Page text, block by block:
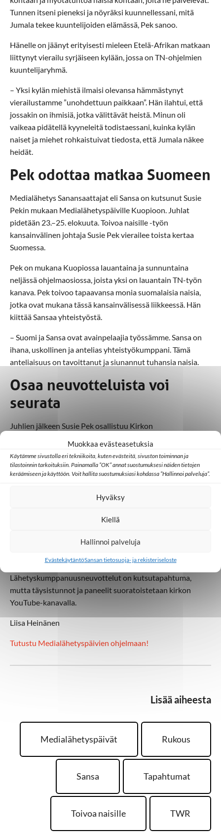
Muokkaa evästeasetuksia
Käytämme sivustolla eri tekniikoita, kuten evästeitä, sivuston toiminnan ja
tilastoinnin tarkoituksiin. Painamalla ”OK” annat suostumuksesi näiden tietojen
keräämiseen ja käyttöön. Voit hallita suostumuksiasi kohdassa ”Hallinnoi palveluja”.
Hyväksy
Kiellä
Hallinnoi palveluja
EvästekäytäntöSansan tietosuoja- ja rekisteriseloste
Tunnen itseni pieneksi ja nöyräksi kuunnellessani, mitä
Jumala tekee kuuntelijoiden elämässä, Pek sanoo.
Hänelle on jäänyt erityisesti mieleen Etelä-Afrikan matkaan
liittynyt vierailu syrjäiseen kylään, jossa on TN-ohjelmien
kuuntelijaryhmä.
– Yksi kylän miehistä ilmaisi olevansa hämmästynyt
vierailustamme ”unohdettuun paikkaan”. Hän ilahtui, että
jossakin on ihmisiä, jotka välittävät heistä. Minun oli
vaikeaa pidätellä kyyneleitä todistaessani, kuinka kylän
naiset ja miehet rohkaistuivat tiedosta, että Jumala näkee
heidät.
Pek odottaa matkaa Suomeen
Medialähetys Sanansaattajat eli Sansa on kutsunut Susie
Pekin mukaan Medialähetyspäiville Kuopioon. Juhlat
pidetään 23.–25. elokuuta. Toivoa naisille -työn
kansainvälinen johtaja Susie Pek vierailee toista kertaa
Suomessa.
Pek on mukana Kuopiossa lauantaina ja sunnuntaina
neljässä ohjelmaosiossa, joista yksi on lauantain TN-työn
kanava. Pek toivoo tapaavansa monia suomalaisia naisia,
jotka ovat mukana tässä kansainvälisessä liikkeessä. Hän
kiittää Sansaa yhteistyöstä.
– Suomi ja Sansa ovat avainpelaajia työssämme. Sansa on
ihana, uskollinen ja antelias yhteistyökumppani. Tämä
anteliaisuus on tavoittanut ja siunannut tuhansia naisia.
Osaa neuvotteluista voi
seurata
Juhlien jälkeen Susie Pek osallistuu Kirkon
teemana on “Innovatiiviset mediatyökalut lähetys- ja
seurakuntatyössä”.
Työpajassa on mukana myösMarianne Awaraji,
Dipendra Halder
äärelle opiskelemaan Raamattua. Työpajaa johdattelee
Sansan toiminnanjohtajaMikko Matikainen.
Lähetyskumppanuusneuvottelut on kutsutapahtuma,
mutta täysistunnot ja paneelit suoratoistetaan kirkon
YouTube-kanavalla.
Liisa Heinänen
Tutustu Medialähetyspäivien ohjelmaan!
Lisää aiheesta
Medialähetyspäivät Rukous
Sansa Tapahtumat
Toivoa naisille TWR